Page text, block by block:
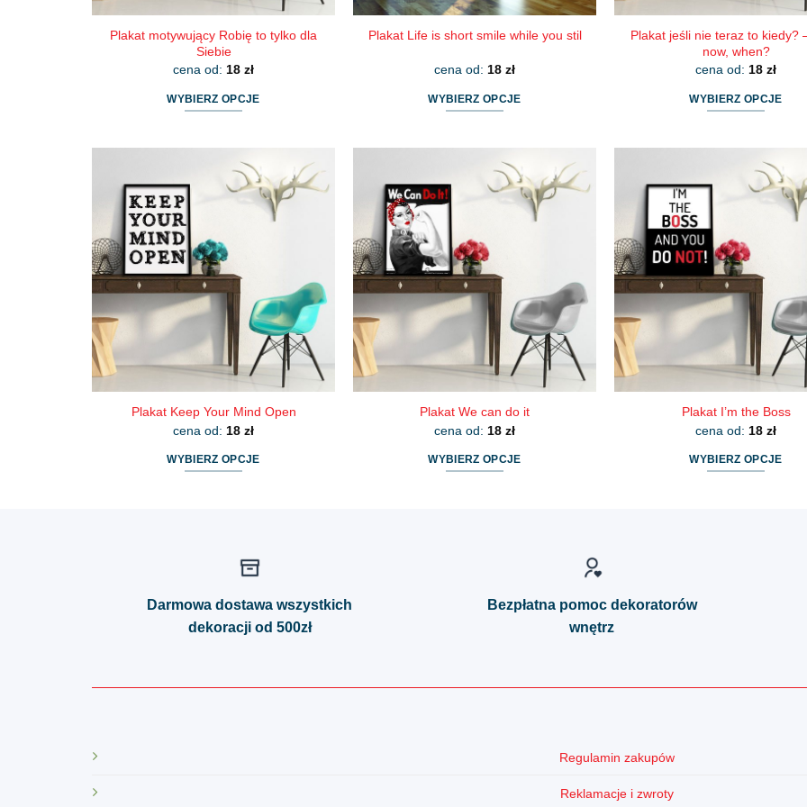
Plakat motywujący Robię to tylko dla
Siebie
cena od: 18 zł
WYBIERZ OPCJE
wiele
wariantów.
można
wybrać
stronie
produktu
Plakat Life is short smile while you stil
cena od: 18 zł
WYBIERZ OPCJE
wiele
wariantów.
można
wybrać
stronie
produktu
Plakat jeśli nie teraz to kiedy?
now, when?
cena od: 18 zł
WYBIERZ OPCJE
wiele
wariantów.
można
wybrać
stronie
produktu
Plakat Keep Your Mind Open
cena od: 18 zł
WYBIERZ OPCJE
wariantów.
można
wybrać
produktu
Plakat We can do it
cena od: 18 zł
WYBIERZ OPCJE
można
produktu
Plakat I’m the Boss
cena od: 18 zł
WYBIERZ OPCJE
produktu
Darmowa dostawa wszystkich
dekoracji od 500zł
Bezpłatna pomoc dekoratorów
wnętrz
Regulamin zakupów
Reklamacje i zwroty